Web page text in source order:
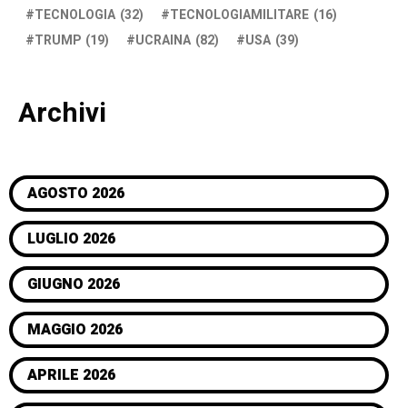
TECNOLOGIA (32) TECNOLOGIAMILITARE (16)
TRUMP (19) UCRAINA (82) USA (39)
Archivi
AGOSTO 2026
LUGLIO 2026
GIUGNO 2026
MAGGIO 2026
APRILE 2026